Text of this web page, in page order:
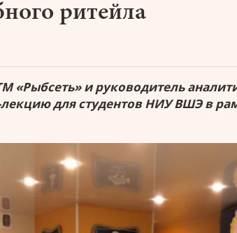
ритейла
«Рыбсеть» и руководитель
для студентов НИУ ВШЭ в